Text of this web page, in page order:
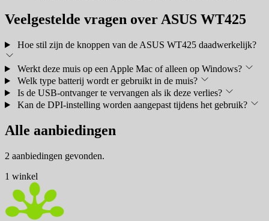
Veelgestelde vragen over ASUS WT425
Hoe stil zijn de knoppen van de ASUS WT425 daadwerkelijk?
Werkt deze muis op een Apple Mac of alleen op Windows?
Welk type batterij wordt er gebruikt in de muis?
Is de USB-ontvanger te vervangen als ik deze verlies?
Kan de DPI-instelling worden aangepast tijdens het gebruik?
Alle aanbiedingen
2 aanbiedingen gevonden.
1 winkel